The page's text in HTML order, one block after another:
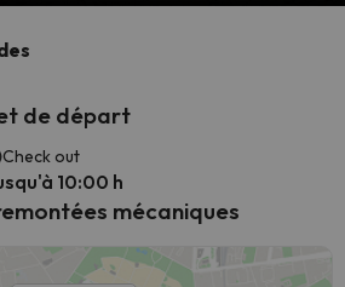
de départ
Check out
10:00 h
mécaniques